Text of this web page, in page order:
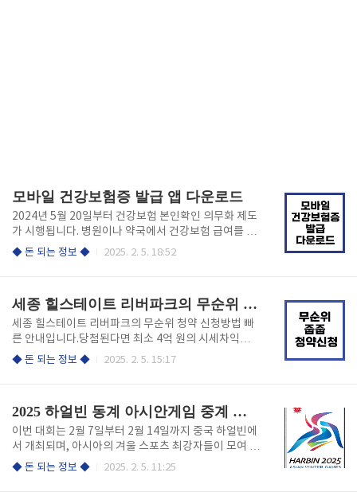
모바일 건강보험증 발급 앱 다운로드
2024년 5월 20일부터 건강보험 본인확인 의무화 제도
가 시행됩니다. 병원이나 약국에서 건강보험 급여를 적
용받기 위해 신분증을 지참해야 한다는 의미입니다.하
보험증 앱 다운로드 모바일 건강보험증이란?모바일
건강보험증은 국민건강보험공단에서 제공하는 혁신적
인 서비스로, 스마트폰을 통해 건강보험 자격을 확인하
고 본인 인증을 간편하게 할 수 있는 앱입니다.이 앱은
본인 명의의 휴대폰이나 금융인증서를 통해 인증을 받
는 시스템이 도입되어 있어, 대기 시간을..
◆ 돈 되는 정보 ◆ 2025. 2. 5. 18:52
세종 힐스테이트 리버파크의 무순위 청약 신청방법
세종 힐스테이트 리버파크의 무순위 청약 신청방법 빠
른 안내입니다.당첨된다면 최소 4억 원의 시세차익을
기대할 수 있습니다. 기회를 놓치지 마세요!아래 링크에
다. 이번 무순위 청약에서는 H3 블록(8단지)과 H4 블록
(7단지)에서 각각 1가구씩, 총 3가구가 청약 가능합니
다.✅ H3 블록(8단지): 전용 84㎡ (23층) → 1가구✅ H
4 블록(7단지): 전용 84㎡ (10층), 전용 105㎡ (7층)
→ 각 1가구✅ 이 아파트는 2017년 분양 당시 가격 그
◆ 돈 되는 정보 ◆ 2025. 2. 5. 15:17
2025 하얼빈 동계 아시안게임 중계 보러가기
이번 대회는 2월 7일부터 2월 14일까지 중국 하얼빈에
서 개최되며, 아시아의 겨울 스포츠 최강자들이 모여 실
력을 겨루게 됩니다.이번 대회는 KBS, MBC, SPOTV
◆ 돈 되는 정보 ◆ 2025. 2. 5. 11:25